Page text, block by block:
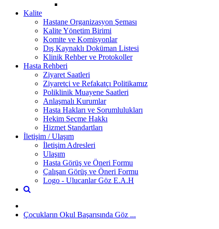
Kalite
Hastane Organizasyon Şeması
Kalite Yönetim Birimi
Komite ve Komisyonlar
Dış Kaynaklı Doküman Listesi
Klinik Rehber ve Protokoller
Hasta Rehberi
Ziyaret Saatleri
Ziyaretçi ve Refakatçı Politikamız
Poliklinik Muayene Saatleri
Anlaşmalı Kurumlar
Hasta Hakları ve Sorumlulukları
Hekim Seçme Hakkı
Hizmet Standartları
İletişim / Ulaşım
İletişim Adresleri
Ulaşım
Hasta Görüş ve Öneri Formu
Çalışan Görüş ve Öneri Formu
Logo - Ulucanlar Göz E.A.H
Çocukların Okul Başarısında Göz ...